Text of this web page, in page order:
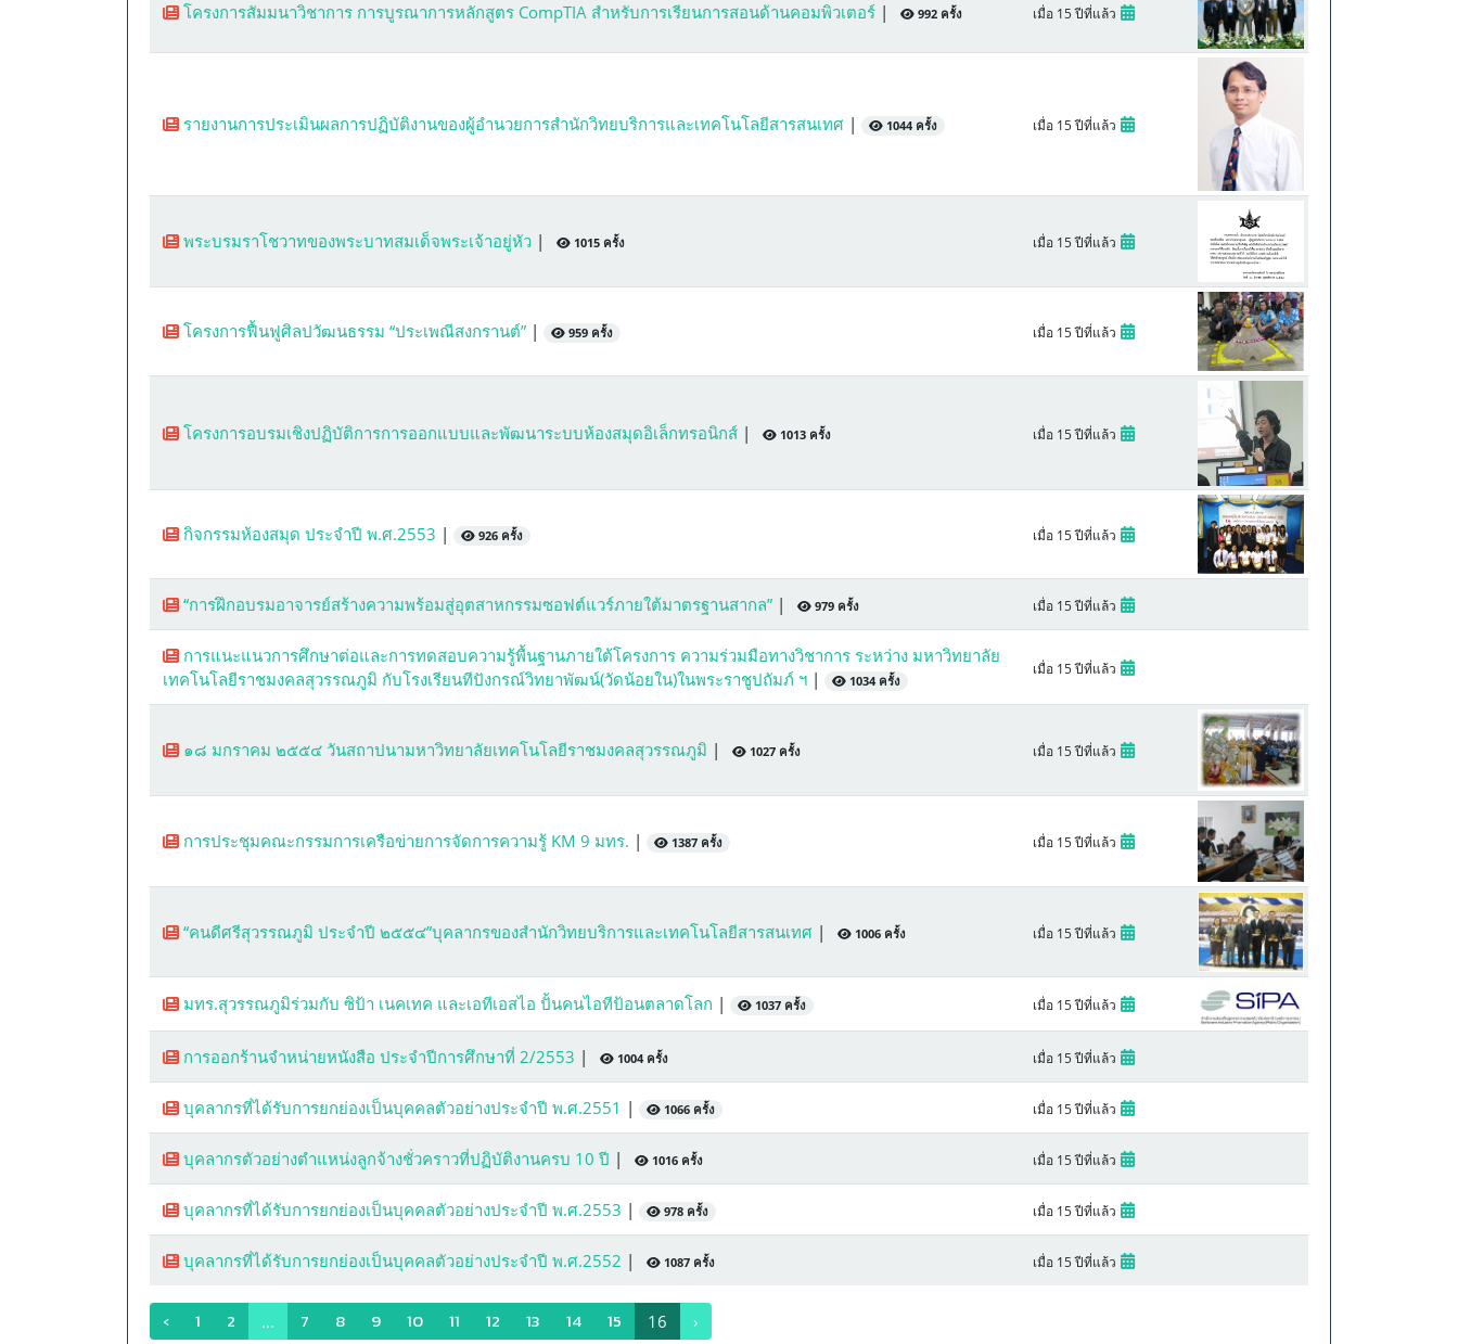
โครงการสัมมนาวิชาการ การบูรณาการหลักสูตร CompTIA สำหรับการเรียนการสอนด้านคอมพิวเตอร์ | 992 ครั้ง เมื่อ 15 ปีที่แล้ว
รายงานการประเมินผลการปฏิบัติงานของผู้อำนวยการสำนักวิทยบริการและเทคโนโลยีสารสนเทศ | 1044 ครั้ง เมื่อ 15 ปีที่แล้ว
พระบรมราโชวาทของพระบาทสมเด็จพระเจ้าอยู่หัว | 1015 ครั้ง เมื่อ 15 ปีที่แล้ว
โครงการฟื้นฟูศิลปวัฒนธรรม “ประเพณีสงกรานต์” | 959 ครั้ง เมื่อ 15 ปีที่แล้ว
โครงการอบรมเชิงปฏิบัติการการออกแบบและพัฒนาระบบห้องสมุดอิเล็กทรอนิกส์ | 1013 ครั้ง เมื่อ 15 ปีที่แล้ว
กิจกรรมห้องสมุด ประจำปี พ.ศ.2553 | 926 ครั้ง เมื่อ 15 ปีที่แล้ว
“การฝึกอบรมอาจารย์สร้างความพร้อมสู่อุตสาหกรรมซอฟต์แวร์ภายใต้มาตรฐานสากล” | 979 ครั้ง เมื่อ 15 ปีที่แล้ว
การแนะแนวการศึกษาต่อและการทดสอบความรู้พื้นฐานภายใต้โครงการ ความร่วมมือทางวิชาการ ระหว่าง มหาวิทยาลัย
เทคโนโลยีราชมงคลสุวรรณภูมิ กับโรงเรียนทีปังกรณ์วิทยาพัฒน์(วัดน้อยใน)ในพระราชูปถัมภ์ ฯ | 1034 ครั้ง
เมื่อ 15 ปีที่แล้ว
๑๘ มกราคม ๒๕๕๔ วันสถาปนามหาวิทยาลัยเทคโนโลยีราชมงคลสุวรรณภูมิ | 1027 ครั้ง เมื่อ 15 ปีที่แล้ว
การประชุมคณะกรรมการเครือข่ายการจัดการความรู้ KM 9 มทร. | 1387 ครั้ง เมื่อ 15 ปีที่แล้ว
“คนดีศรีสุวรรณภูมิ ประจำปี ๒๕๕๔”บุคลากรของสำนักวิทยบริการและเทคโนโลยีสารสนเทศ | 1006 ครั้ง เมื่อ 15 ปีที่แล้ว
มทร.สุวรรณภูมิร่วมกับ ซิป้า เนคเทค และเอทีเอสไอ ปั้นคนไอทีป้อนตลาดโลก | 1037 ครั้ง เมื่อ 15 ปีที่แล้ว
การออกร้านจำหน่ายหนังสือ ประจำปีการศึกษาที่ 2/2553 | 1004 ครั้ง เมื่อ 15 ปีที่แล้ว
บุคลากรที่ได้รับการยกย่องเป็นบุคคลตัวอย่างประจำปี พ.ศ.2551 | 1066 ครั้ง เมื่อ 15 ปีที่แล้ว
บุคลากรตัวอย่างตำแหน่งลูกจ้างชั่วคราวที่ปฏิบัติงานครบ 10 ปี | 1016 ครั้ง เมื่อ 15 ปีที่แล้ว
บุคลากรที่ได้รับการยกย่องเป็นบุคคลตัวอย่างประจำปี พ.ศ.2553 | 978 ครั้ง เมื่อ 15 ปีที่แล้ว
บุคลากรที่ได้รับการยกย่องเป็นบุคคลตัวอย่างประจำปี พ.ศ.2552 | 1087 ครั้ง เมื่อ 15 ปีที่แล้ว
‹ 1 2 ... 7 8 9 10 11 12 13 14 15 16 ›